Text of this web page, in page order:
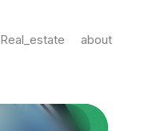
Real_estate about